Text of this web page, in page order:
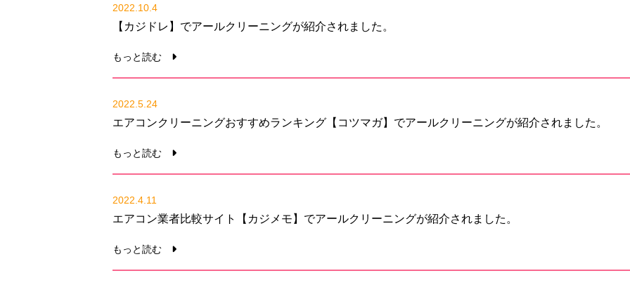
2022.10.4
【カジドレ】でアールクリーニングが紹介されました。
もっと読む
2022.5.24
エアコンクリーニングおすすめランキング【コツマガ】でアールクリーニングが紹介されました。
もっと読む
2022.4.11
エアコン業者比較サイト【カジメモ】でアールクリーニングが紹介されました。
もっと読む